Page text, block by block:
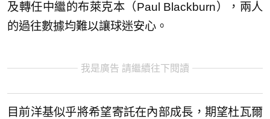
及轉任中繼的布萊克本（Paul Blackburn），兩人
的過往數據均難以讓球迷安心。
我是廣告 請繼續往下閱讀
目前洋基似乎將希望寄託在內部成長，期望杜瓦爾